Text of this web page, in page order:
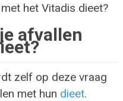
het Vitadis dieet?
afvallen
zelf op deze vraag
met hun dieet.